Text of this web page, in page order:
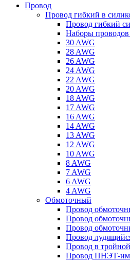
Провод
Провод гибкий в
Провод гибкий
Наборы
30 AWG
28 AWG
26 AWG
24 AWG
22 AWG
20 AWG
18 AWG
17 AWG
16 AWG
14 AWG
13 AWG
12 AWG
10 AWG
8 AWG
7 AWG
6 AWG
4 AWG
Обмоточный
Провод
Провод
Провод
Провод
Провод в
Провод ПНЭТ-